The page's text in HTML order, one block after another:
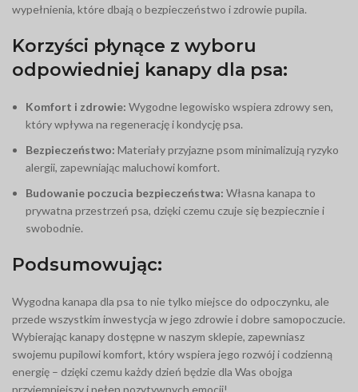
wypełnienia, które dbają o bezpieczeństwo i zdrowie pupila.
Korzyści płynące z wyboru
odpowiedniej kanapy dla psa:
Komfort i zdrowie: Wygodne legowisko wspiera zdrowy sen,
który wpływa na regenerację i kondycję psa.
Bezpieczeństwo: Materiały przyjazne psom minimalizują ryzyko
alergii, zapewniając maluchowi komfort.
Budowanie poczucia bezpieczeństwa: Własna kanapa to
prywatna przestrzeń psa, dzięki czemu czuje się bezpiecznie i
swobodnie.
Podsumowując:
Wygodna kanapa dla psa to nie tylko miejsce do odpoczynku, ale
przede wszystkim inwestycja w jego zdrowie i dobre samopoczucie.
Wybierając kanapy dostępne w naszym sklepie, zapewniasz
swojemu pupilowi komfort, który wspiera jego rozwój i codzienną
energię – dzięki czemu każdy dzień będzie dla Was obojga